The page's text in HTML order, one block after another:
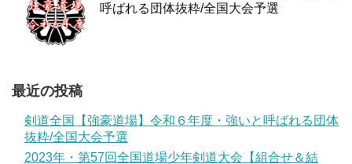
呼ばれる団体抜粋/全国大会予選
最近の投稿
剣道全国【強豪道場】令和６年度・強いと呼ばれる団体
抜粋/全国大会予選
2023年・第57回全国道場少年剣道大会【組合せ＆結